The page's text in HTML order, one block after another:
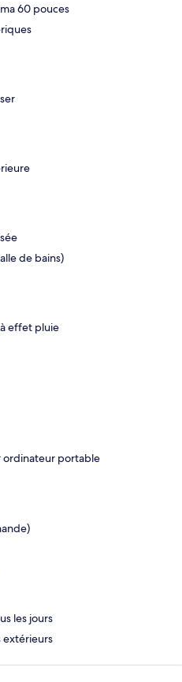
60 pouces
de bains)
effet pluie
ordinateur portable
les jours
extérieurs